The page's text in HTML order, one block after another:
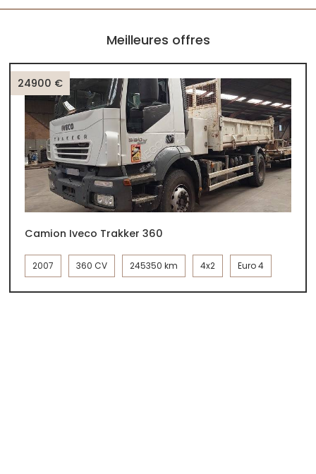
Meilleures offres
Camion Iveco Trakker 360
24900 €
2007 360 CV 245350 km 4x2 Euro 4